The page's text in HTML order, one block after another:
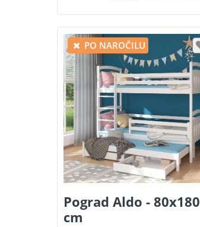
PO NAROČILU
Pograd Aldo - 80x180
cm